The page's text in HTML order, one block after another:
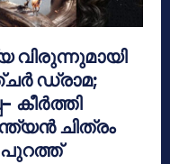
ഡ്രാമ;
കീർത്തി
ചിത്രം
പുറത്ത്